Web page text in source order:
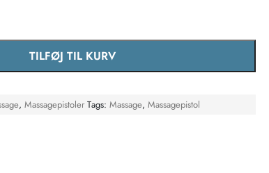
TILFØJ TIL KURV
,Massagepistoler Tags:Massage,Massagepistol